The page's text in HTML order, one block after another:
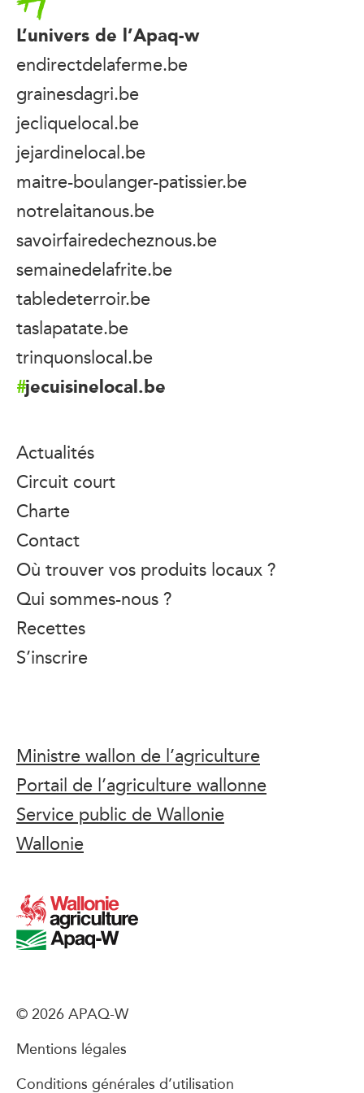
L’univers de l’Apaq-w
endirectdelaferme.be
grainesdagri.be
jecliquelocal.be
jejardinelocal.be
maitre-boulanger-patissier.be
notrelaitanous.be
savoirfairedecheznous.be
semainedelafrite.be
tabledeterroir.be
taslapatate.be
trinquonslocal.be
jecuisinelocal.be
Actualités
Circuit court
Charte
Contact
Où trouver vos produits locaux ?
Qui sommes-nous ?
Recettes
S’inscrire
Ministre wallon de l’agriculture
Portail de l’agriculture wallonne
Service public de Wallonie
Wallonie
© 2026 APAQ-W
Mentions légales
Conditions générales d’utilisation